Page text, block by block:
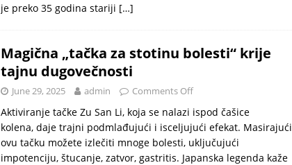
je preko 35 godina stariji […]
Magična „tačka za stotinu bolesti“ krije
tajnu dugovečnosti
June 29, 2025 admin Comments Off
Aktiviranje tačke Zu San Li, koja se nalazi ispod čašice
kolena, daje trajni podmlađujući i isceljujući efekat. Masirajući
ovu tačku možete izlečiti mnoge bolesti, uključujući
impotenciju, štucanje, zatvor, gastritis. Japanska legenda kaže